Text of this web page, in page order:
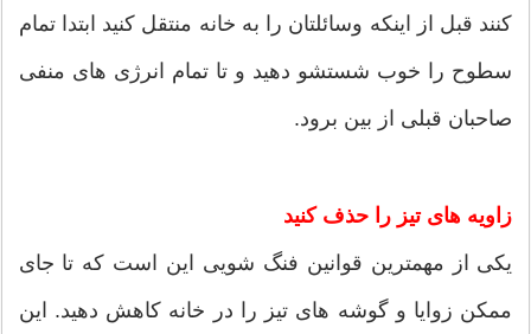
کنند قبل از اینکه وسائلتان را به خانه منتقل کنید ابتدا تمام
سطوح را خوب شستشو دهید و تا تمام انرژی های منفی
صاحبان قبلی از بین برود.
زاویه های تیز را حذف کنید
یکی از مهمترین قوانین فنگ شویی این است که تا جای
ممکن زوایا و گوشه های تیز را در خانه کاهش دهید. این